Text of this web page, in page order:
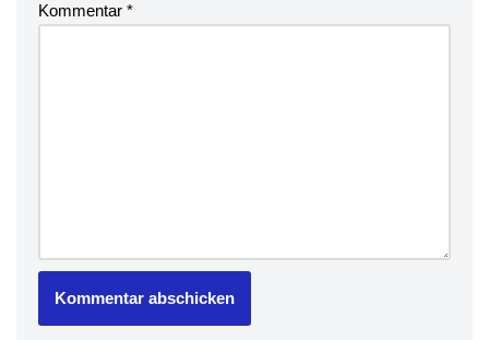
Kommentar *